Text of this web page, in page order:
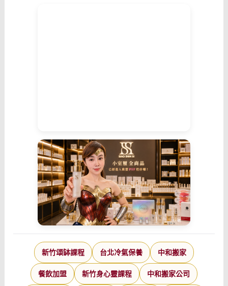
新竹頌缽課程 台北冷氣保養 中和搬家
餐飲加盟 新竹身心靈課程 中和搬家公司